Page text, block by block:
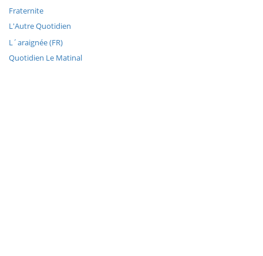
Fraternite
L'Autre Quotidien
L´araignée (FR)
Quotidien Le Matinal